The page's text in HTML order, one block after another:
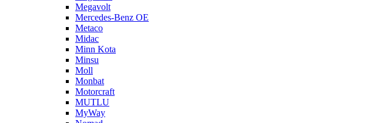
Megavolt
Mercedes-Benz OE
Metaco
Midac
Minn Kota
Minsu
Moll
Monbat
Motorcraft
MUTLU
MyWay